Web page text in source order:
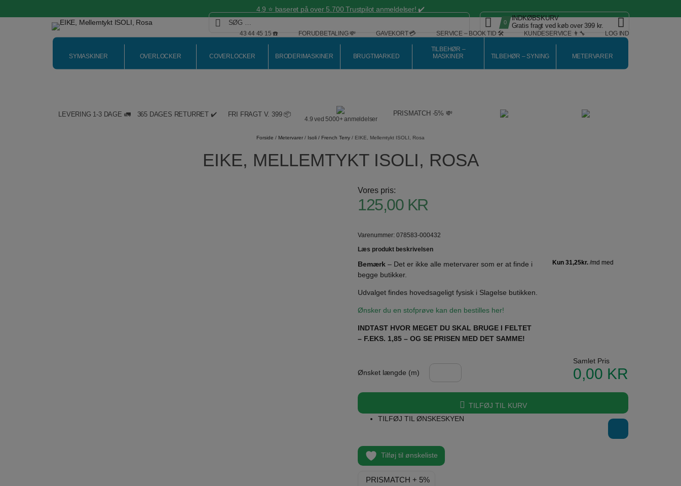
4.9 ⭐️ baseret på over 5.700 Trustpilot anmeldelser! ✔️
LEVERING 1-3 DAGE 🚛 365 DAGES RETURRET ✔️ FRI FRAGT V. 399 📦
4.9 ved 5000+ anmeldelser
PRISMATCH -5% 💸
43 44 45 15 ☎️ FORUDBETALING 💸 GAVEKORT 💳 SERVICE – BOOK TID 🛠️ KUNDESERVICE 👨‍🔧 LOG IND
0
INDKØBSKURV
Gratis fragt ved køb over 399 kr.
SYMASKINER OVERLOCKER COVERLOCKER BRODERIMASKINER BRUGTMARKED
TILBEHØR –
MASKINER
TILBEHØR – SYNING METERVARER
Forside / Metervarer / Isoli / French Terry / EIKE, Mellemtykt ISOLI, Rosa
EIKE, MELLEMTYKT ISOLI, ROSA
Vores pris:
125,00 KR
Varenummer: 078583-000432
Læs produkt beskrivelsen
Bemærk – Det er ikke alle metervarer som er at finde i
begge butikker.
Udvalget findes hovedsageligt fysisk i Slagelse butikken.
Ønsker du en stofprøve kan den bestilles her!
INDTAST HVOR MEGET DU SKAL BRUGE I FELTET
– F.EKS. 1,85 – OG SE PRISEN MED DET SAMME!
Ønsket længde (m)
Pris
TILFØJ TIL KURV
TILFØJ TIL ØNSKESKYEN
Tilføj til ønskeliste
PRISMATCH + 5%